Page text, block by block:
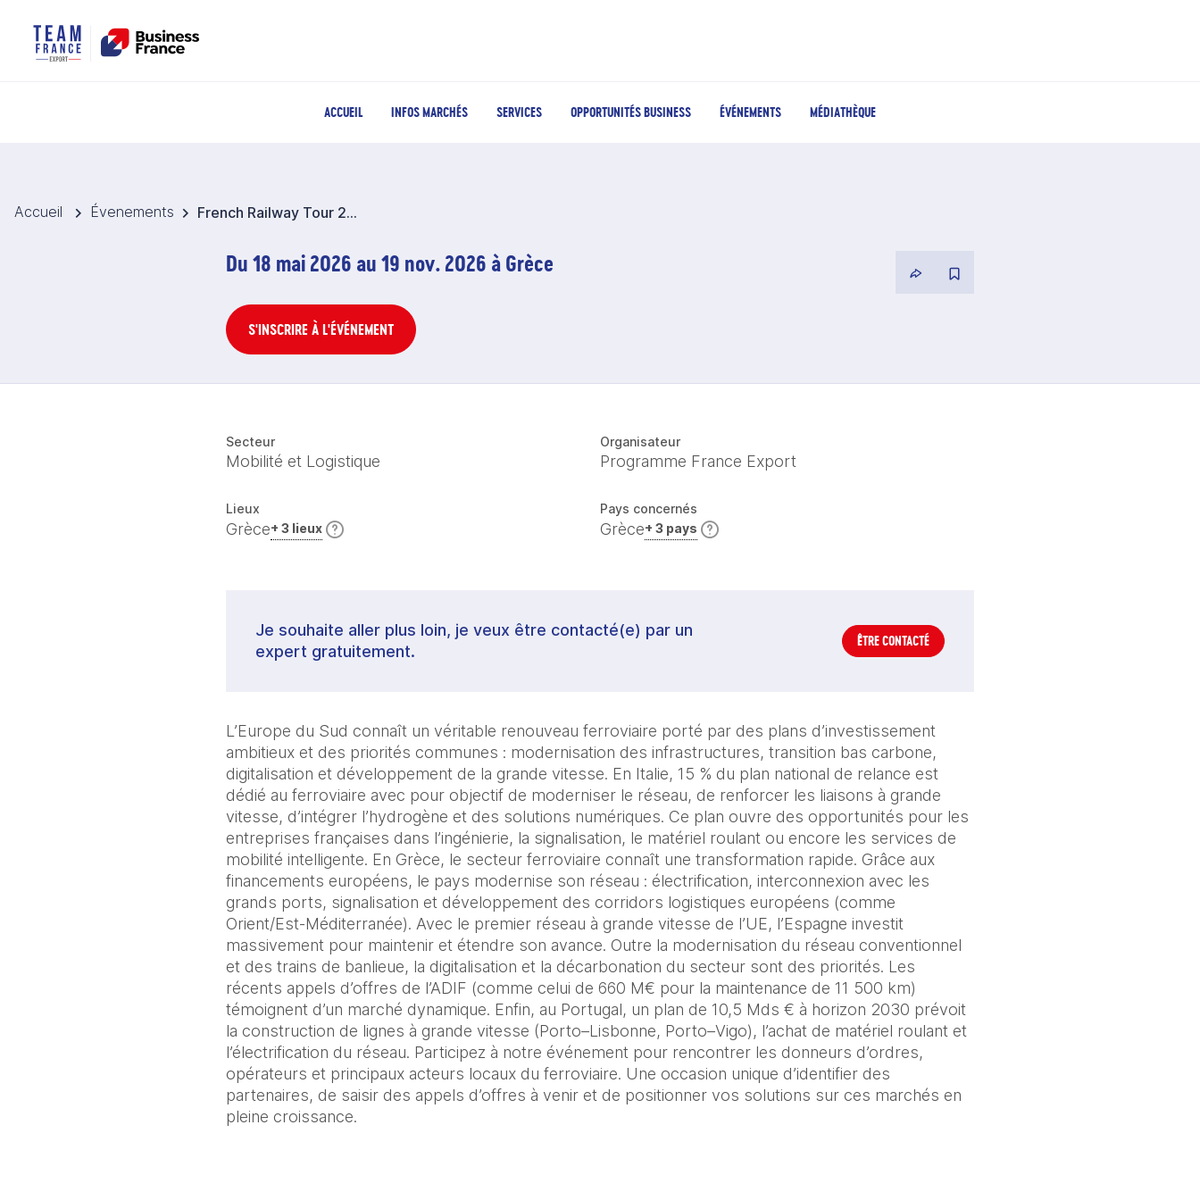
ACCUEIL INFOS MARCHÉS SERVICES OPPORTUNITÉS BUSINESS ÉVÉNEMENTS MÉDIATHÈQUE
Accueil Évenements French Railway Tour 2026 - Europe du Sud
Du 18 mai 2026 au 19 nov. 2026 à Grèce
S'INSCRIRE À L'ÉVÉNEMENT
Secteur
Mobilité et Logistique
Organisateur
Programme France Export
Lieux
Grèce+ 3 lieux
Pays concernés
Grèce+ 3 pays
Je souhaite aller plus loin, je veux être contacté(e) par un
expert gratuitement.
ÊTRE CONTACTÉ
L’Europe du Sud connaît un véritable renouveau ferroviaire porté par des plans d’investissement
ambitieux et des priorités communes : modernisation des infrastructures, transition bas carbone,
digitalisation et développement de la grande vitesse. En Italie, 15 % du plan national de relance est
dédié au ferroviaire avec pour objectif de moderniser le réseau, de renforcer les liaisons à grande
vitesse, d’intégrer l’hydrogène et des solutions numériques. Ce plan ouvre des opportunités pour les
entreprises françaises dans l’ingénierie, la signalisation, le matériel roulant ou encore les services de
mobilité intelligente. En Grèce, le secteur ferroviaire connaît une transformation rapide. Grâce aux
financements européens, le pays modernise son réseau : électrification, interconnexion avec les
grands ports, signalisation et développement des corridors logistiques européens (comme
Orient/Est-Méditerranée). Avec le premier réseau à grande vitesse de l’UE, l’Espagne investit
massivement pour maintenir et étendre son avance. Outre la modernisation du réseau conventionnel
et des trains de banlieue, la digitalisation et la décarbonation du secteur sont des priorités. Les
récents appels d’offres de l’ADIF (comme celui de 660 M€ pour la maintenance de 11 500 km)
témoignent d’un marché dynamique. Enfin, au Portugal, un plan de 10,5 Mds € à horizon 2030 prévoit
la construction de lignes à grande vitesse (Porto–Lisbonne, Porto–Vigo), l’achat de matériel roulant et
l’électrification du réseau. Participez à notre événement pour rencontrer les donneurs d’ordres,
opérateurs et principaux acteurs locaux du ferroviaire. Une occasion unique d’identifier des
partenaires, de saisir des appels d’offres à venir et de positionner vos solutions sur ces marchés en
pleine croissance.